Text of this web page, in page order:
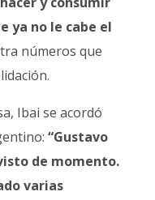
ya no le cabe el
números que
Ibai se acordó
“Gustavo
de momento.
varias